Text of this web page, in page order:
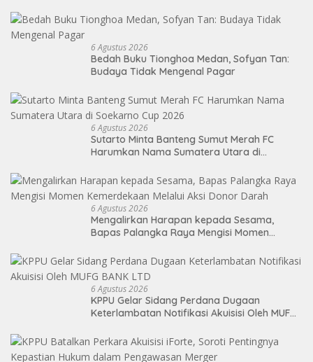
6 Agustus 2026
Bedah Buku Tionghoa Medan, Sofyan Tan:
Budaya Tidak Mengenal Pagar
6 Agustus 2026
Sutarto Minta Banteng Sumut Merah FC
Harumkan Nama Sumatera Utara di
6 Agustus 2026
Mengalirkan Harapan kepada Sesama,
Bapas Palangka Raya Mengisi Momen
6 Agustus 2026
KPPU Gelar Sidang Perdana Dugaan
Keterlambatan Notifikasi Akuisisi Oleh MUFG